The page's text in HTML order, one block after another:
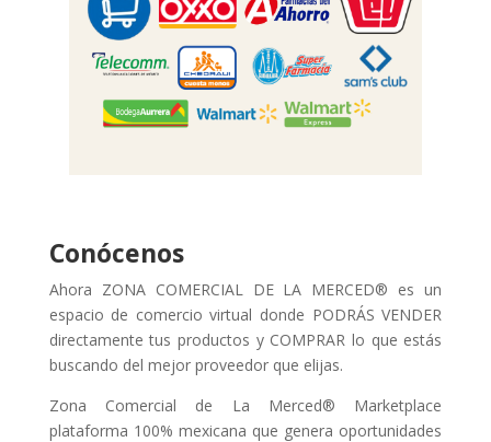
Conócenos
Ahora ZONA COMERCIAL DE LA MERCED® es un
espacio de comercio virtual donde PODRÁS VENDER
directamente tus productos y COMPRAR lo que estás
buscando del mejor proveedor que elijas.
Zona Comercial de La Merced® Marketplace
plataforma 100% mexicana que genera oportunidades